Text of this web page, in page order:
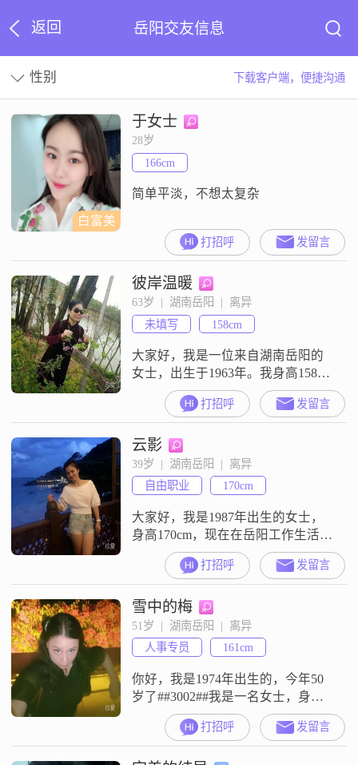
返回 岳阳交友信息
性别 下载客户端，便捷沟通
白富美
于女士
28岁
166cm
简单平淡，不想太复杂
打招呼 发留言
彼岸温暖
63岁  |  湖南岳阳  |  离异
未填写
158cm
大家好，我是一位来自湖南岳阳的
女士，出生于1963年。我身高158厘
米，虽然不算特别高挑，但我认为
身高并不是最重要的，健康和能力
才是关键。我的月收入在3001到
5000元之间，能够满足基本的生活
需求，并且有一定的经济独立性。
我拥有中专学历，在工作中积累了
丰富的经验，也培养了我独立自信
的性格。在生活中，我是一个善解
人意的
打招呼 发留言
云影
39岁  |  湖南岳阳  |  离异
自由职业
170cm
大家好，我是1987年出生的女士，
身高170cm，现在在岳阳工作生活
##3002##我的学历是高中及以下，
目前的月收入在3001到5000元这个
区间##3002##关于我自己，我是一
个真诚可靠的人，平时性格随和，
比较容易相处##3002##在生活上，
我比较喜欢精致生活，会用心对待
日常的点点滴滴##3002##我希望能
在
打招呼 发留言
雪中的梅
51岁  |  湖南岳阳  |  离异
人事专员
161cm
你好，我是1974年出生的，今年50
岁了##3002##我是一名女士，身高
是161cm##3002##目前我的工作地在
岳阳，月收入在3001到5000元之间
##3002##关于学历，我是高中及以
打招呼 发留言